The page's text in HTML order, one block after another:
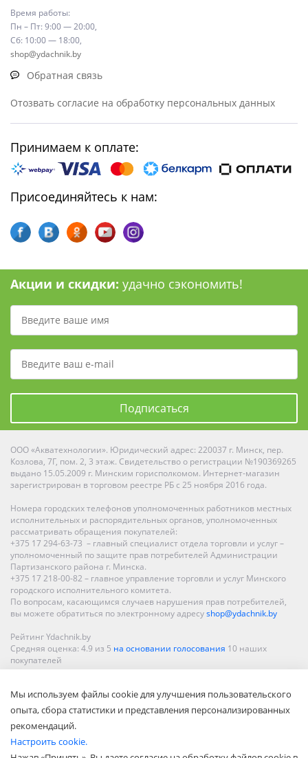
Время работы:
Пн – Пт: 9:00 — 20:00,
Сб: 10:00 — 18:00,
shop@ydachnik.by
Обратная связь
Отозвать согласие на обработку персональных данных
Принимаем к оплате:
Присоединяйтесь к нам:
Акции и скидки: удачно сэкономить!
Подписаться
ООО «Акватехнологии». Юридический адрес: 220037 г. Минск, пер.
Козлова, 7Г, пом. 2, 3 этаж. Свидетельство о регистрации №190369265
выдано 15.05.2009 г. Минским горисполкомом. Интернет-магазин
зарегистрирован в торговом реестре РБ с 25 ноября 2016 года.
Номера городских телефонов уполномоченных работников местных
исполнительных и распорядительных органов, уполномоченных
рассматривать обращения покупателей:
+375 17 294-63-73 – главный специалист отдела торговли и услуг –
уполномоченный по защите прав потребителей Администрации
Партизанского района г. Минска.
+375 17 218-00-82 – главное управление торговли и услуг Минского
городского исполнительного комитета.
По вопросам, касающимся случаев нарушения прав потребителей,
вы можете обратиться по электронному адресуshop@ydachnik.by
Рейтинг Ydachnik.by
Средняя оценка: 4.9 из 5 на основании голосования 10 наших
покупателей
Гродно, Могилеве, Бобруйске, Барановичах, Молодечно,
Новополоцке, Пинске, Солигорске. При заказе в интернет-магазине
доставка осуществляется по всей Беларуси.
Мы используем файлы cookie для улучшения пользовательского
опыта, сбора статистики и представления персонализированных
рекомендаций.
Настроить cookie.